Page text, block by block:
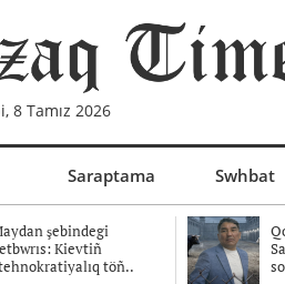
8 Tamız 2026
Saraptama Swhbat
şebindegi
Kievtiñ
töñ..